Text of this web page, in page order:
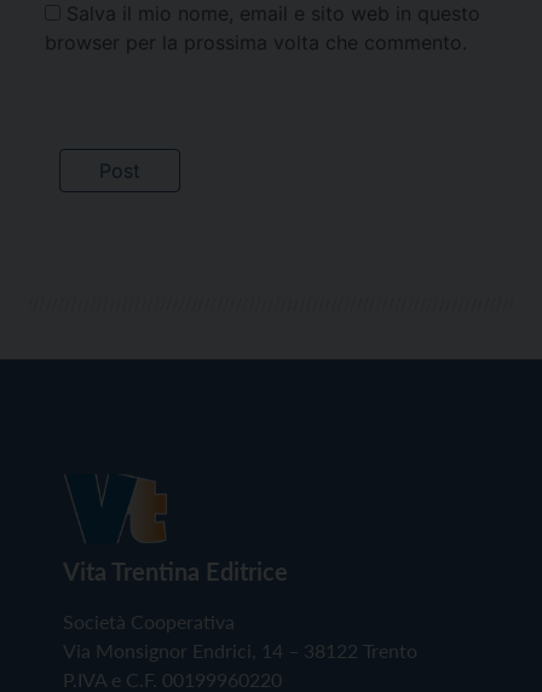
Salva il mio nome, email e sito web in questo
browser per la prossima volta che commento.
Vita Trentina Editrice
Società Cooperativa
Via Monsignor Endrici, 14 – 38122 Trento
P.IVA e C.F. 00199960220